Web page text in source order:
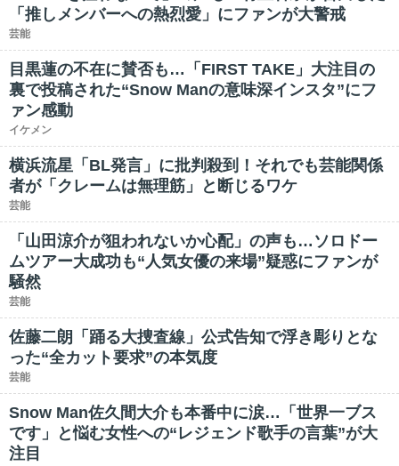
「推しメンバーへの熱烈愛」にファンが大警戒
芸能
目黒蓮の不在に賛否も…「FIRST TAKE」大注目の
裏で投稿された“Snow Manの意味深インスタ”にフ
ァン感動
イケメン
横浜流星「BL発言」に批判殺到！それでも芸能関係
者が「クレームは無理筋」と断じるワケ
芸能
「山田涼介が狙われないか心配」の声も…ソロドー
ムツアー大成功も“人気女優の来場”疑惑にファンが
騒然
芸能
佐藤二朗「踊る大捜査線」公式告知で浮き彫りとな
った“全カット要求”の本気度
芸能
Snow Man佐久間大介も本番中に涙…「世界一ブス
です」と悩む女性への“レジェンド歌手の言葉”が大
注目